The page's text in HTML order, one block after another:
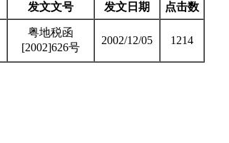
发文文号 发文日期 点击数
粤地税函
[2002]626号
2002/12/05 1214